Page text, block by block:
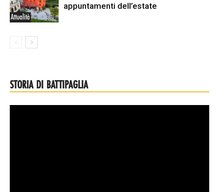
Attualità
appuntamenti dell’estate
STORIA DI BATTIPAGLIA